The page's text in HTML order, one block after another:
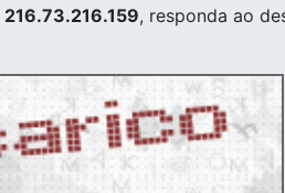
216.73.216.159, responda ao